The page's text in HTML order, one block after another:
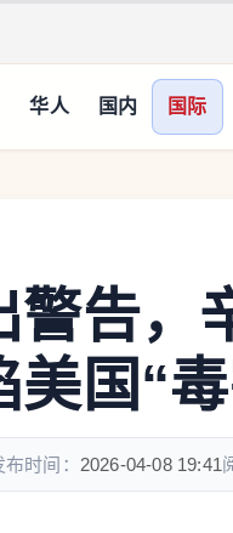
华人 国内 国际
警告，
国“
布时间： 2026-04-08 19:41